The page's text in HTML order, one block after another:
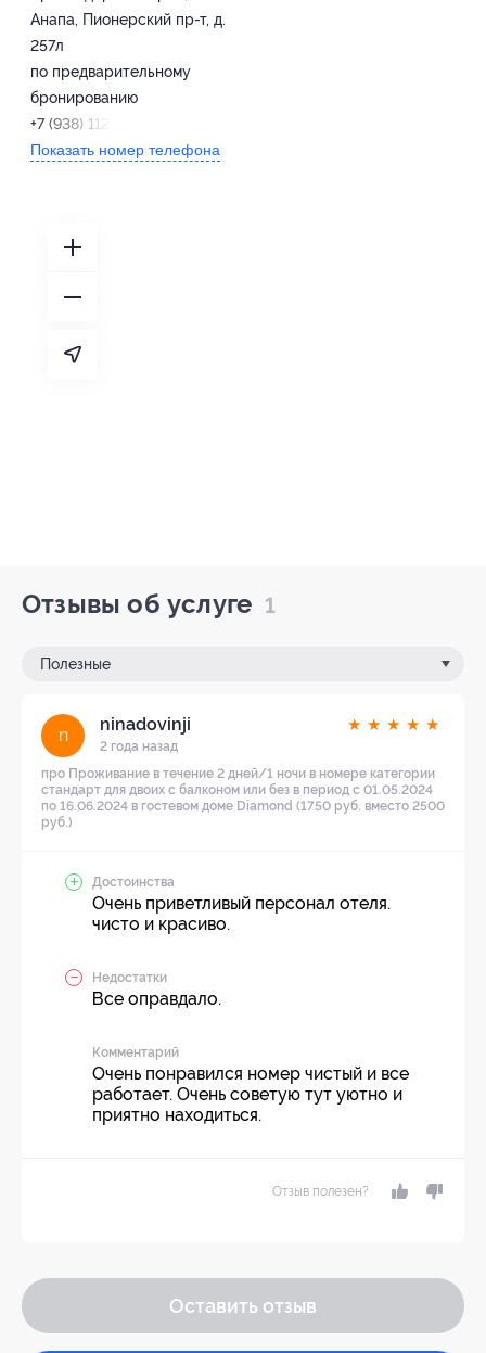
Анапа, Пионерский пр-т, д.
257л
по предварительному
бронированию
+7 (938) 112-47-13
Показать номер телефона
Отзывы об услуге 1
Полезные
n
ninadovinji
2 года назад
★ ★ ★ ★ ★
про Проживание в течение 2 дней/1 ночи в номере категории
стандарт для двоих с балконом или без в период с 01.05.2024
по 16.06.2024 в гостевом доме Diamond (1750 руб. вместо 2500
руб.)
Достоинства
Очень приветливый персонал отеля.
чисто и красиво.
Недостатки
Все оправдало.
Комментарий
Очень понравился номер чистый и все
работает. Очень советую тут уютно и
приятно находиться.
Отзыв полезен?
Оставить отзыв